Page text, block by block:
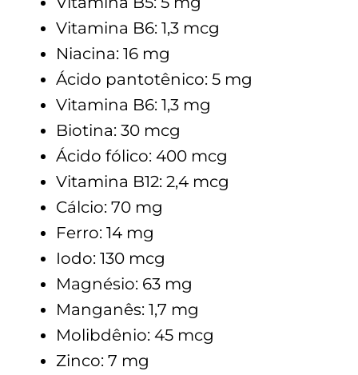
Vitamina B6: 1,3 mcg
Niacina: 16 mg
Ácido pantotênico: 5 mg
Vitamina B6: 1,3 mg
Biotina: 30 mcg
Ácido fólico: 400 mcg
Vitamina B12: 2,4 mcg
Cálcio: 70 mg
Ferro: 14 mg
Iodo: 130 mcg
Magnésio: 63 mg
Manganês: 1,7 mg
Molibdênio: 45 mcg
Zinco: 7 mg